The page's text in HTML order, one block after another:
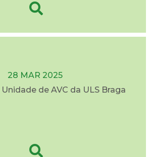
28 MAR 2025
Unidade de AVC da ULS Braga